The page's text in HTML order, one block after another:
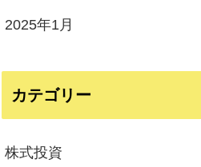
2025年1月
カテゴリー
株式投資